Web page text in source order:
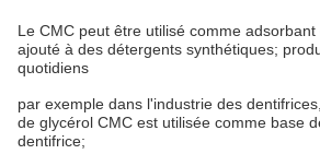
Le CMC peut être utilisé comme
ajouté à des détergents synthétiques;
quotidiens
par exemple dans l'industrie des
de glycérol CMC est utilisée comme base
dentifrice;